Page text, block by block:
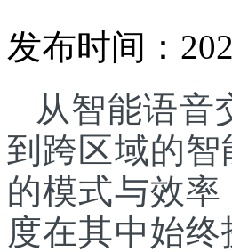
发布时间：
从智能语音
到跨区域的
的模式与效
度在其中始